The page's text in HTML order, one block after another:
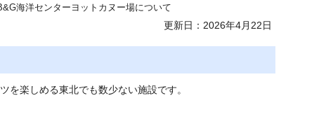
海洋センターヨットカヌー場について
更新日：2026年4月22日
を楽しめる東北でも数少ない施設です。